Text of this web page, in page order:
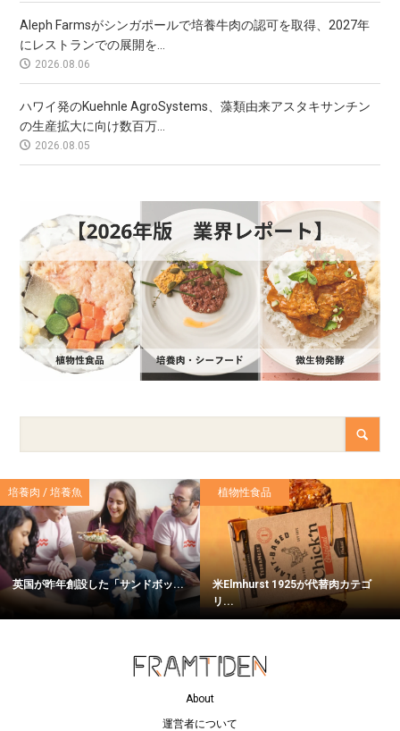
Aleph Farmsがシンガポールで培養牛肉の認可を取得、2027年
にレストランでの展開を...
2026.08.06
ハワイ発のKuehnle AgroSystems、藻類由来アスタキサンチン
の生産拡大に向け数百万...
2026.08.05
培養肉 / 培養魚
英国が昨年創設した「サンドボッ...
植物性食品
米Elmhurst 1925が代替肉カテゴ
リ...
About
運営者について